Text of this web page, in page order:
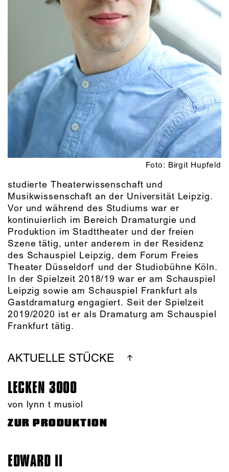
Foto: Birgit Hupfeld
studierte Theaterwissenschaft und
Musikwissenschaft an der Universität Leipzig.
Vor und während des Studiums war er
kontinuierlich im Bereich Dramaturgie und
Produktion im Stadttheater und der freien
Szene tätig, unter anderem in der Residenz
des Schauspiel Leipzig, dem Forum Freies
Theater Düsseldorf und der Studiobühne Köln.
In der Spielzeit 2018/19 war er am Schauspiel
Leipzig sowie am Schauspiel Frankfurt als
Gastdramaturg engagiert. Seit der Spielzeit
2019/2020 ist er als Dramaturg am Schauspiel
Frankfurt tätig.
AKTUELLE STÜCKE
LECKEN 3000
von lynn t musiol
ZUR PRODUKTION
EDWARD II